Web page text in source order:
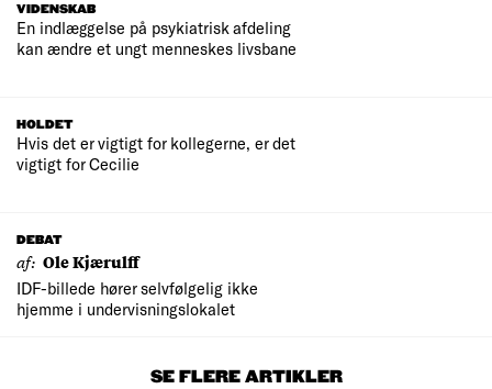
VIDENSKAB
En indlæggelse på psykiatrisk afdeling
kan ændre et ungt menneskes livsbane
HOLDET
Hvis det er vigtigt for kollegerne, er det
vigtigt for Cecilie
DEBAT
af: Ole Kjærulff
IDF-billede hører selvfølgelig ikke
hjemme i undervisningslokalet
SE FLERE ARTIKLER